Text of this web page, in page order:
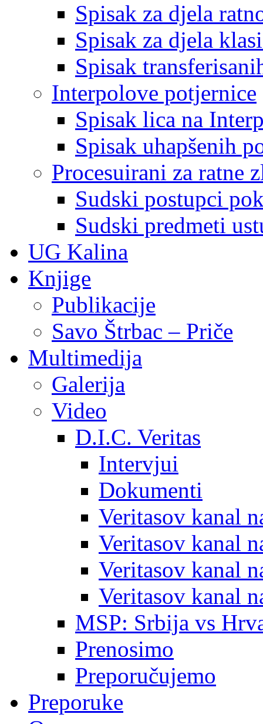
Spisak za djela
Spisak za djela
Spisak
Interpolove potjernice
Spisak lica na
Spisak uhapšenih
Procesuirani za ratne
Sudski postupci
Sudski predmeti
UG Kalina
Knjige
Publikacije
Savo Štrbac – Priče
Multimedija
Galerija
Video
D.I.C. Veritas
Intervjui
Dokumenti
Veritasov kanal
Veritasov kanal
Veritasov kanal
Veritasov kanal
MSP: Srbija vs
Prenosimo
Preporučujemo
Preporuke